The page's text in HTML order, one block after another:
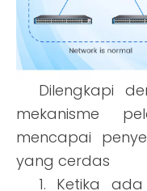
Dilengkapi
mekanisme
mencapai
yang cerdas
1. Ketika